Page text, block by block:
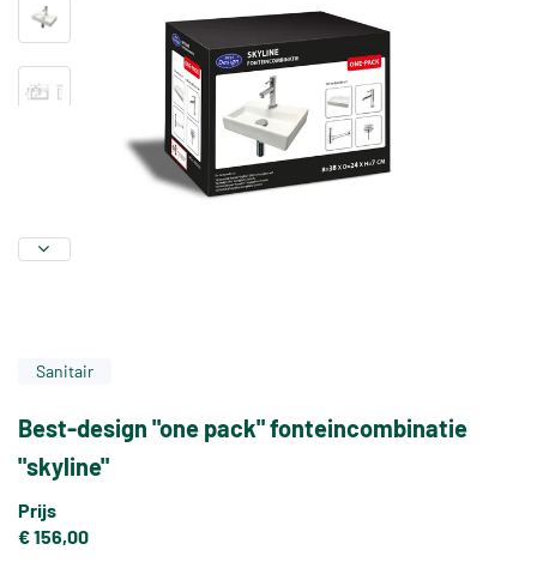
Sanitair
Best-design "one pack" fonteincombinatie
"skyline"
Prijs
€ 156,00